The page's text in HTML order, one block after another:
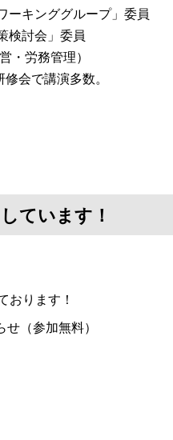
ーキンググループ」委員
検討会」委員
・労務管理）
会で講演多数。
ています！
おります！
（参加無料）